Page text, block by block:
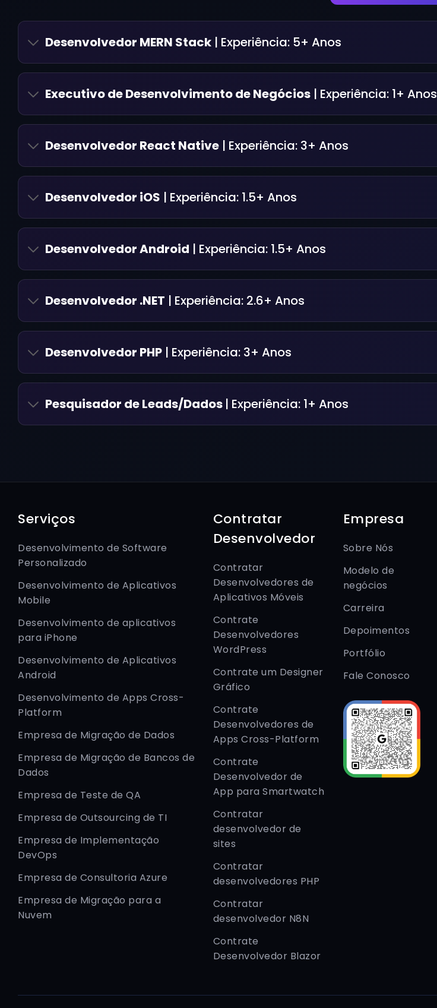
Desenvolvedor MERN Stack | Experiência: 5+ Anos
Executivo de Desenvolvimento de Negócios | Experiência: 1+ Anos
Desenvolvedor React Native | Experiência: 3+ Anos
Desenvolvedor iOS | Experiência: 1.5+ Anos
Desenvolvedor Android | Experiência: 1.5+ Anos
Desenvolvedor .NET | Experiência: 2.6+ Anos
Desenvolvedor PHP | Experiência: 3+ Anos
Pesquisador de Leads/Dados | Experiência: 1+ Anos
Serviços
Desenvolvimento de Software
Personalizado
Desenvolvimento de Aplicativos
Mobile
Desenvolvimento de aplicativos
para iPhone
Desenvolvimento de Aplicativos
Android
Desenvolvimento de Apps Cross-
Platform
Empresa de Migração de Dados
Empresa de Migração de Bancos de
Dados
Empresa de Teste de QA
Empresa de Outsourcing de TI
Empresa de Implementação
DevOps
Empresa de Consultoria Azure
Empresa de Migração para a
Nuvem
Contratar
Desenvolvedor
Contratar
Desenvolvedores de
Aplicativos Móveis
Contrate
Desenvolvedores
WordPress
Contrate um Designer
Gráfico
Contrate
Desenvolvedores de
Apps Cross-Platform
Contrate
Desenvolvedor de
App para Smartwatch
Contratar
desenvolvedor de
sites
Contratar
desenvolvedores PHP
Contratar
desenvolvedor N8N
Contrate
Desenvolvedor Blazor
Empresa
Sobre Nós
Modelo de
negócios
Carreira
Depoimentos
Portfólio
Fale Conosco